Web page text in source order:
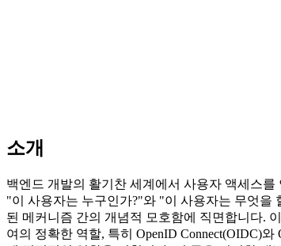
소개
백엔드 개발의 활기찬 세계에서 사용자 액세스
"이 사용자는 누구인가?"와 "이 사용자는 무엇을
된 메커니즘 간의 개념적 모호함에 직면합니다.
여의 정확한 역할, 특히 OpenID Connect(OIDC)